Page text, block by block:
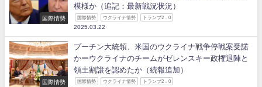
国際情勢
模様か（追記：最新戦況状況）
国際情勢 ウクライナ情勢 トランプ2．0
2025.03.22
国際情勢
プーチン大統領、米国のウクライナ戦争停戦案受諾
かーウクライナのチームがゼレンスキー政権退陣と
領土割譲を認めたか（続報追加）
国際情勢 ウクライナ情勢 トランプ2．0